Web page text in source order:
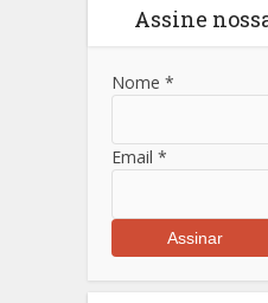
Assine
Nome *
Email *